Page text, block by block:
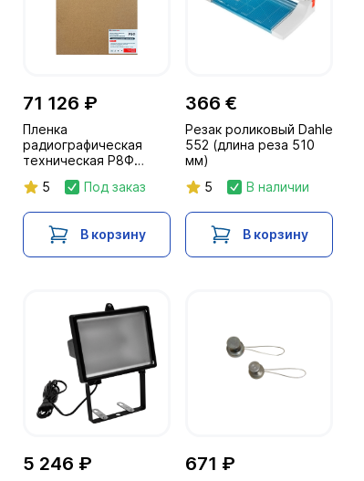
71 126 ₽
Пленка
радиографическая
техническая Р8Ф
5 Под заказ
В корзину
366 €
Резак роликовый Dahle
552 (длина реза 510
мм)
5
В наличии
В корзину
5 246 ₽ 671 ₽